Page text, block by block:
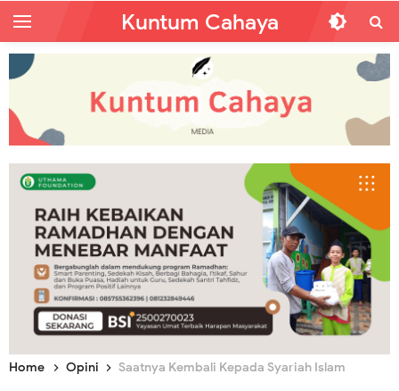
Kuntum Cahaya
Home Opini Saatnya Kembali Kepada Syariah Islam